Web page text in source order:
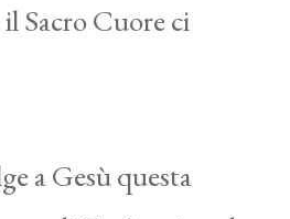
Sacro Cuore ci
a Gesù questa